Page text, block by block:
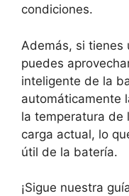
condiciones.
Además, si tienes
puedes
inteligente de la
automáticamente
la temperatura de
carga actual, lo
útil de la batería.
¡Sigue nuestra